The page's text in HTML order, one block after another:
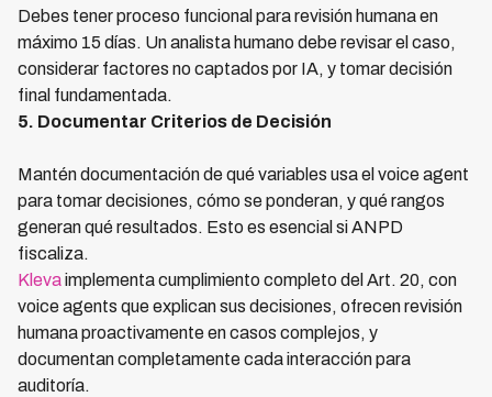
Debes tener proceso funcional para revisión humana en
máximo 15 días. Un analista humano debe revisar el caso,
considerar factores no captados por IA, y tomar decisión
final fundamentada.
5. Documentar Criterios de Decisión
Mantén documentación de qué variables usa el voice agent
para tomar decisiones, cómo se ponderan, y qué rangos
generan qué resultados. Esto es esencial si ANPD
fiscaliza.
Klevaimplementa cumplimiento completo del Art. 20, con
voice agents que explican sus decisiones, ofrecen revisión
humana proactivamente en casos complejos, y
documentan completamente cada interacción para
auditoría.